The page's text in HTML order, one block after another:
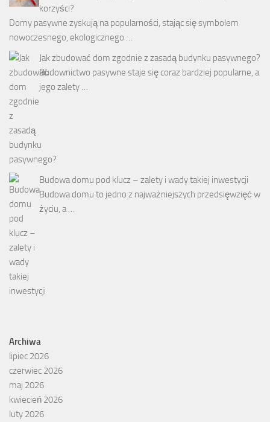
korzyści?
Domy pasywne zyskują na popularności, stając się symbolem
nowoczesnego, ekologicznego …
Jak zbudować dom zgodnie z zasadą budynku pasywnego?
Budownictwo pasywne staje się coraz bardziej popularne, a
jego zalety …
Budowa domu pod klucz – zalety i wady takiej inwestycji
Budowa domu to jedno z najważniejszych przedsięwzięć w
życiu, a …
Archiwa
lipiec 2026
czerwiec 2026
maj 2026
kwiecień 2026
luty 2026